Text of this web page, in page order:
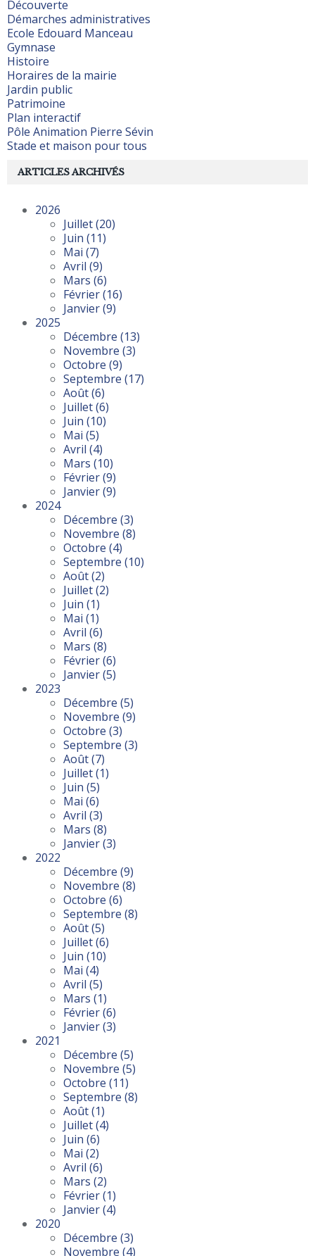
Découverte
Démarches administratives
Ecole Edouard Manceau
Gymnase
Histoire
Horaires de la mairie
Jardin public
Patrimoine
Plan interactif
Pôle Animation Pierre Sévin
Stade et maison pour tous
ARTICLES ARCHIVÉS
2026
Juillet(20)
Juin (11)
Mai (7)
Avril (9)
Mars (6)
Février(16)
Janvier(9)
2025
Décembre (13)
Novembre (3)
Octobre (9)
Septembre (17)
Août(6)
Juillet(6)
Juin (10)
Mai (5)
Avril (4)
Mars (10)
Février(9)
Janvier(9)
2024
Décembre (3)
Novembre (8)
Octobre (4)
Septembre (10)
Août(2)
Juillet(2)
Juin (1)
Mai (1)
Avril (6)
Mars (8)
Février(6)
Janvier(5)
2023
Décembre (5)
Novembre (9)
Octobre (3)
Septembre (3)
Août(7)
Juillet(1)
Juin (5)
Mai (6)
Avril (3)
Mars (8)
Janvier(3)
2022
Décembre (9)
Novembre (8)
Octobre (6)
Septembre (8)
Août(5)
Juillet(6)
Juin (10)
Mai (4)
Avril (5)
Mars (1)
Février(6)
Janvier(3)
2021
Décembre (5)
Novembre (5)
Octobre (11)
Septembre (8)
Août(1)
Juillet(4)
Juin (6)
Mai (2)
Avril (6)
Mars (2)
Février(1)
Janvier(4)
2020
Décembre (3)
Novembre (4)